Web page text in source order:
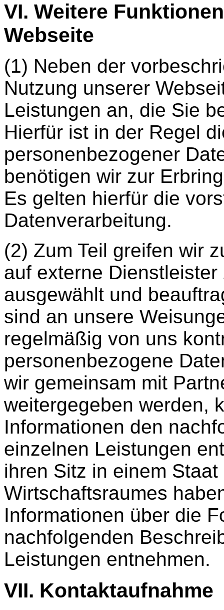
VI. Weitere
Webseite
(1) Neben der
Nutzung unserer
Leistungen an, die Sie
Hierfür ist in der Regel
personenbezogener
benötigen wir zur
Es gelten hierfür die
Datenverarbeitung.
(2) Zum Teil greifen wir
auf externe
ausgewählt und
sind an unsere
regelmäßig von uns
personenbezogene
wir gemeinsam mit
weitergegeben werden,
Informationen den
einzelnen Leistungen
ihren Sitz in einem
Wirtschaftsraumes
Informationen über die
nachfolgenden
Leistungen entnehmen.
VII. Kontaktaufnahme